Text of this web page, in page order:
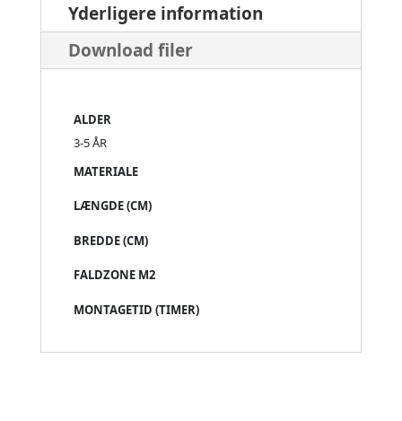
Yderligere information
Download filer
ALDER
3-5 ÅR
MATERIALE
LÆNGDE (CM)
BREDDE (CM)
FALDZONE M2
MONTAGETID (TIMER)